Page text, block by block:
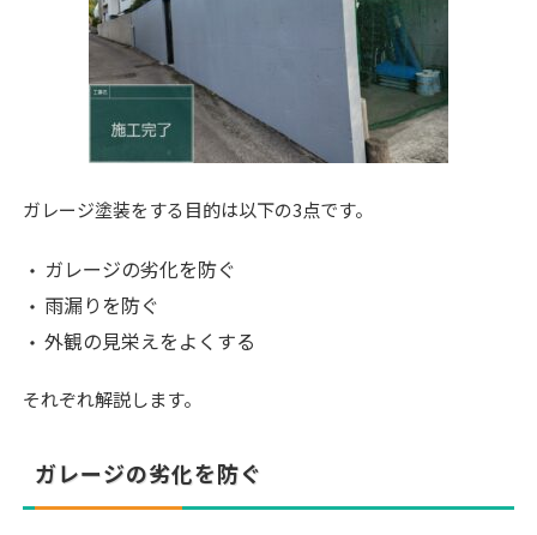
ガレージ塗装をする目的は以下の3点です。
ガレージの劣化を防ぐ
雨漏りを防ぐ
外観の見栄えをよくする
それぞれ解説します。
ガレージの劣化を防ぐ